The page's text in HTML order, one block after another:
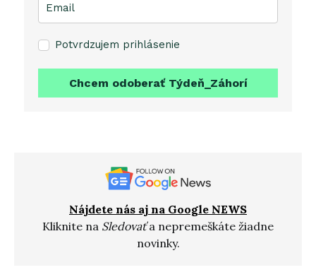
Potvrdzujem prihlásenie
Chcem odoberať Týdeň_Záhorí
Nájdete nás aj na Google NEWS
Kliknite na Sledovaťa nepremeškáte žiadne
novinky.